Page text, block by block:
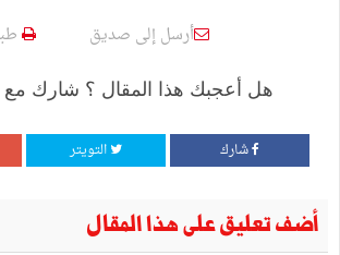
أرسل إلى صديق
هل أعجبك هذا المقال ؟ شارك مع
شارك التويتر
أضف تعليق على هذا المقال